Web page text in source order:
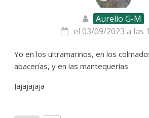
Aurelio G-M
el 03/09/2023 a las
Yo en los ultramarinos, en los
abacerías, y en las mantequerías
Jajajajaja